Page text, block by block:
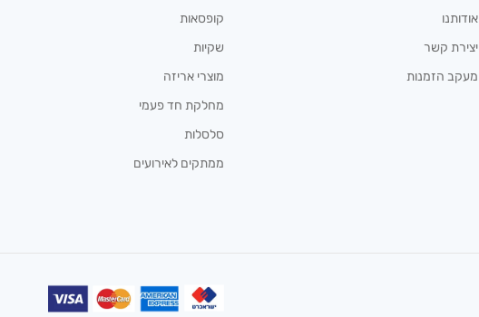
אודותנו
יצירת קשר
מעקב הזמנות
קופסאות
שקיות
מוצרי אריזה
מחלקת חד פעמי
סלסלות
ממתקים לאירועים